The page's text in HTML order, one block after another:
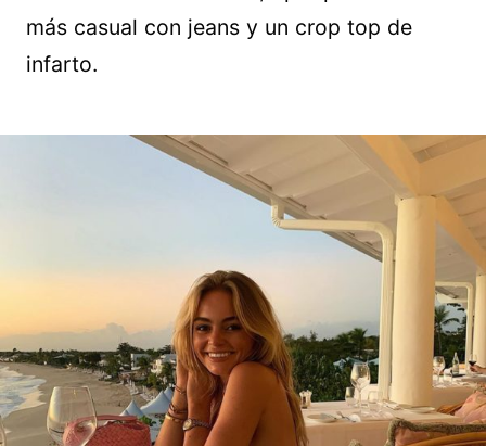
más casual con jeans y un crop top de
infarto.